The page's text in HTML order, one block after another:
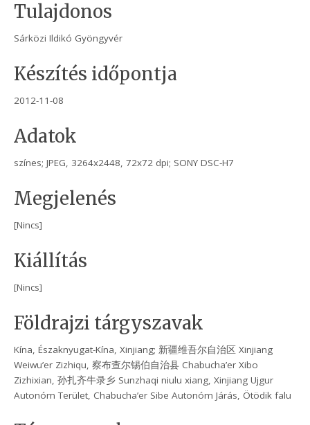
Tulajdonos
Sárközi Ildikó Gyöngyvér
Készítés időpontja
2012-11-08
Adatok
színes; JPEG, 3264x2448, 72x72 dpi; SONY DSC-H7
Megjelenés
[Nincs]
Kiállítás
[Nincs]
Földrajzi tárgyszavak
Kína, Északnyugat-Kína, Xinjiang; 新疆维吾尔自治区 Xinjiang
Weiwu’er Zizhiqu, 察布查尔锡伯自治县 Chabucha’er Xibo
Zizhixian, 孙扎齐牛录乡 Sunzhaqi niulu xiang, Xinjiang Ujgur
Autonóm Terület, Chabucha’er Sibe Autonóm Járás, Ötödik falu